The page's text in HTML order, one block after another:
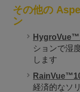
その他の
ン
ションで湿
します
経済的なソ